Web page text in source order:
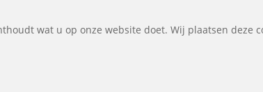
wat u op onze website doet. Wij plaatsen